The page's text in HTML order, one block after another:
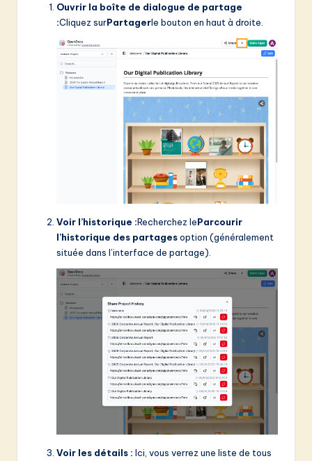
Ouvrir la boîte de dialogue de partage
:Cliquez surPartagerle bouton en haut à droite.
Voir l’historique :Recherchez leParcourir
l’historique des partagesoption (généralement
située dans l’interface de partage).
Voir les détails : Ici, vous verrez une liste de tous